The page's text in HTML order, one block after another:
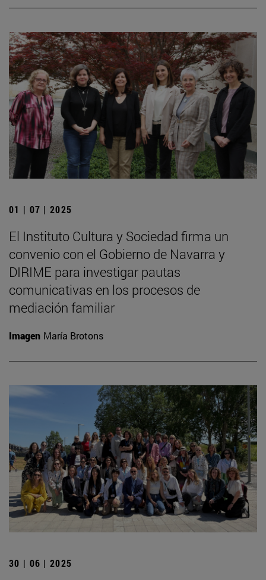
01 | 07 | 2025
El Instituto Cultura y Sociedad firma un
convenio con el Gobierno de Navarra y
DIRIME para investigar pautas
comunicativas en los procesos de
mediación familiar
Imagen María Brotons
30 | 06 | 2025